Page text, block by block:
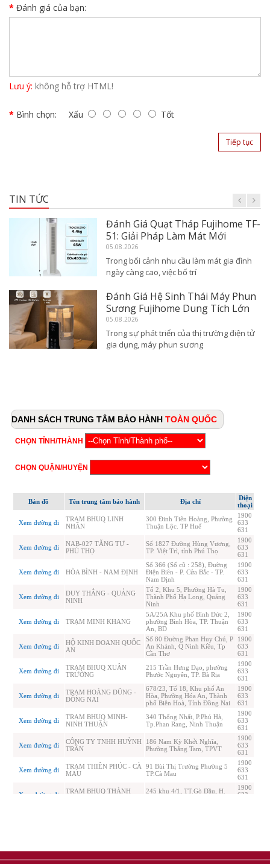
Đánh giá của bạn:
Lưu ý: không hỗ trợ HTML!
Bình chọn: Xấu Tốt
Tiếp tục
TIN TỨC
Đánh Giá Quạt Tháp Fujihome TF-
51: Giải Pháp Làm Mát Mới
05.08.2026
Trong bối cảnh nhu cầu làm mát gia đình
ngày càng cao, việc bố trí
Đánh Giá Hệ Sinh Thái Máy Phun
Sương Fujihome Dung Tích Lớn
05.08.2026
Trong sự phát triển của thị trường điện tử
gia dụng, máy phun sương